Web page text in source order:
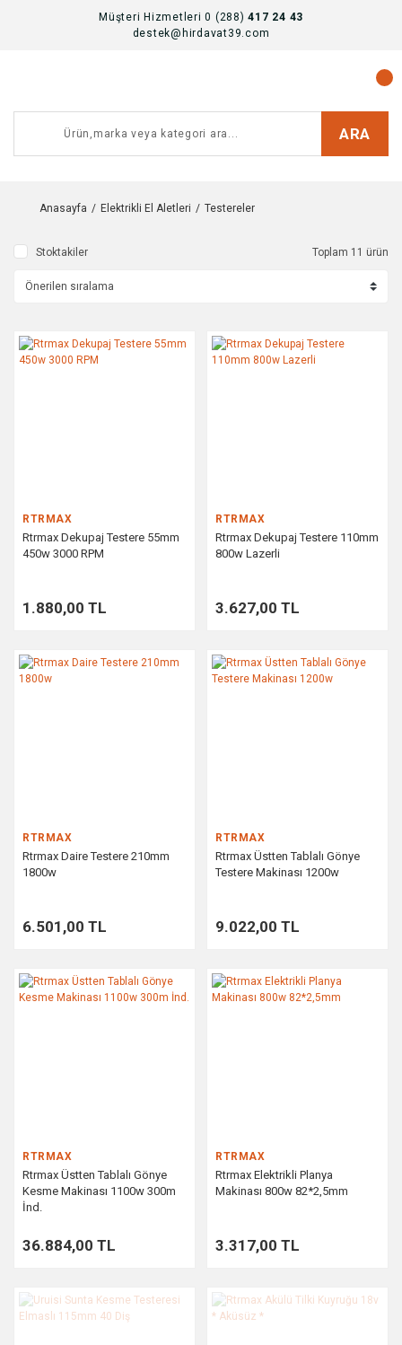
Müşteri Hizmetleri 0 (288)417 24 43
destek@hirdavat39.com
ARA
Anasayfa Elektrikli El Aletleri Testereler
Stoktakiler Toplam 11 ürün
RTRMAX
Rtrmax Dekupaj Testere 55mm
450w 3000 RPM
1.880,00 TL
RTRMAX
Rtrmax Dekupaj Testere 110mm
800w Lazerli
3.627,00 TL
RTRMAX
Rtrmax Daire Testere 210mm
1800w
6.501,00 TL
RTRMAX
Rtrmax Üstten Tablalı Gönye
Testere Makinası 1200w
9.022,00 TL
RTRMAX
Rtrmax Üstten Tablalı Gönye
Kesme Makinası 1100w 300m
İnd.
36.884,00 TL
RTRMAX
Rtrmax Elektrikli Planya
Makinası 800w 82*2,5mm
3.317,00 TL